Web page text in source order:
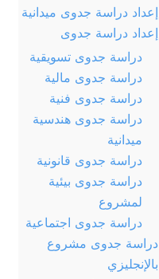
إعداد دراسة جدوى ميدانية
إعداد دراسة جدوى
دراسة جدوى تسويقية
دراسة جدوى مالية
دراسة جدوى فنية
دراسة جدوى هندسية
ميدانية
دراسة جدوى قانونية
دراسة جدوى بيئية
لمشروع
دراسة جدوى اجتماعية
دراسة جدوى مشروع
بالإنجليزي